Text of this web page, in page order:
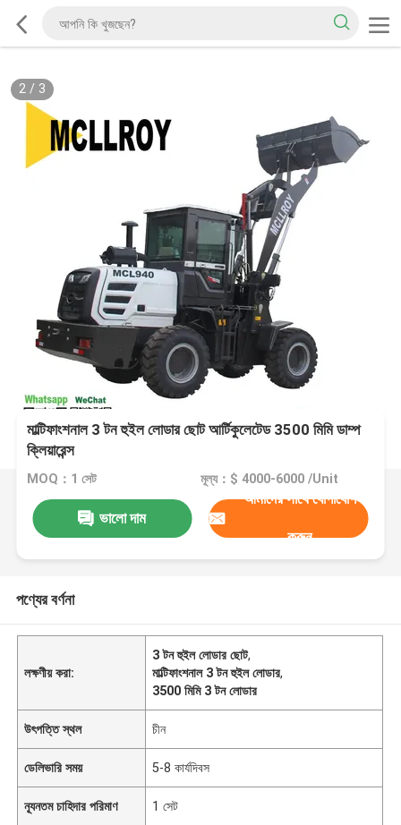
2/ 3
মাল্টিফাংশনাল 3 টন হুইল লোডার ছোট আর্টিকুলেটেড 3500 মিমি ডাম্প
ক্লিয়ারেন্স
MOQ：1 সেট মূল্য：$ 4000-6000 /Unit
ভালো দাম
আমাদের সাথে যোগাযোগ
করুন
পণ্যের বর্ণনা
লক্ষণীয় করা:
3 টন হুইল লোডার ছোট,
মাল্টিফাংশনাল 3 টন হুইল লোডার,
3500 মিমি 3 টন লোডার
উৎপত্তি স্থল চীন
ডেলিভারি সময় 5-8 কার্যদিবস
ন্যূনতম চাহিদার পরিমাণ 1 সেট